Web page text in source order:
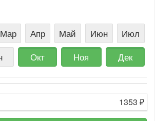
Мар Апр Май Июн
Июл
Окт Ноя Дек
1353 ₽